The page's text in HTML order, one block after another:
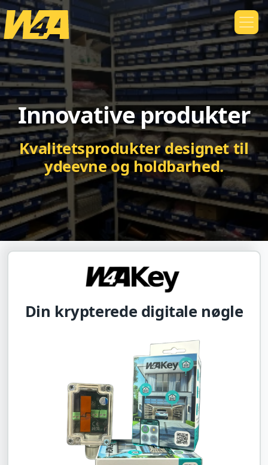
Innovative produkter
Kvalitetsprodukter designet til
ydeevne og holdbarhed.
Din krypterede digitale nøgle